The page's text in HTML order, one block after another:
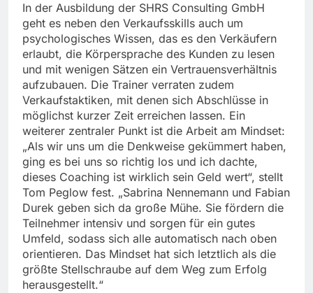
In der Ausbildung der SHRS Consulting GmbH
geht es neben den Verkaufsskills auch um
psychologisches Wissen, das es den Verkäufern
erlaubt, die Körpersprache des Kunden zu lesen
und mit wenigen Sätzen ein Vertrauensverhältnis
aufzubauen. Die Trainer verraten zudem
Verkaufstaktiken, mit denen sich Abschlüsse in
möglichst kurzer Zeit erreichen lassen. Ein
weiterer zentraler Punkt ist die Arbeit am Mindset:
„Als wir uns um die Denkweise gekümmert haben,
ging es bei uns so richtig los und ich dachte,
dieses Coaching ist wirklich sein Geld wert“, stellt
Tom Peglow fest. „Sabrina Nennemann und Fabian
Durek geben sich da große Mühe. Sie fördern die
Teilnehmer intensiv und sorgen für ein gutes
Umfeld, sodass sich alle automatisch nach oben
orientieren. Das Mindset hat sich letztlich als die
größte Stellschraube auf dem Weg zum Erfolg
herausgestellt.“